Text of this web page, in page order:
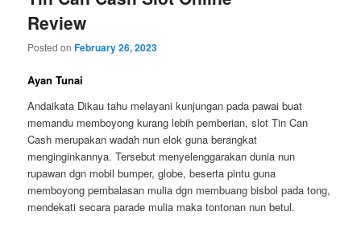
Review
Posted onFebruary 26, 2023
Ayan Tunai
Andaikata Dikau tahu melayani kunjungan pada pawai buat
memandu memboyong kurang lebih pemberian, slot Tin Can
Cash merupakan wadah nun elok guna berangkat
menginginkannya. Tersebut menyelenggarakan dunia nun
rupawan dgn mobil bumper, globe, beserta pintu guna
memboyong pembalasan mulia dgn membuang bisbol pada tong,
mendekati secara parade mulia maka tontonan nun betul.